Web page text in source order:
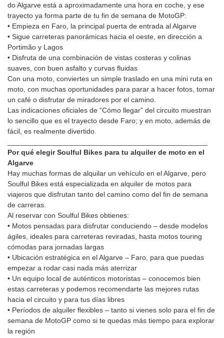
do Algarve está a aproximadamente una hora en coche, y ese
trayecto ya forma parte de tu fin de semana de MotoGP:
• Empieza en Faro, la principal puerta de entrada al Algarve
• Sigue carreteras panorámicas hacia el oeste, en dirección a
Portimão y Lagos
• Disfruta de una combinación de vistas costeras y colinas
suaves, con buen asfalto y curvas fluidas
Con una moto, conviertes un simple traslado en una mini ruta en
moto, con muchas oportunidades para parar a hacer fotos, tomar
un café o disfrutar de miradores por el camino.
Las indicaciones oficiales de “Cómo llegar” del circuito muestran
lo sencillo que es el trayecto desde Faro; y en moto, además de
fácil, es realmente divertido.
Por qué elegir Soulful Bikes para tu alquiler de moto en el
Algarve
Hay muchas formas de alquilar un vehículo en el Algarve, pero
Soulful Bikes está especializada en alquiler de motos para
viajeros que disfrutan tanto del camino como del fin de semana
de carreras.
Al reservar con Soulful Bikes obtienes:
• Motos pensadas para disfrutar conduciendo – desde modelos
ágiles, ideales para carreteras reviradas, hasta motos touring
cómodas para jornadas largas
• Ubicación estratégica en el Algarve – Faro, para que puedas
empezar a rodar casi nada más aterrizar
• Un equipo local de auténticos motoristas – conocemos bien
estas carreteras y podemos recomendarte las mejores rutas
hacia el circuito y para tus días libres
• Períodos de alquiler flexibles – tanto si vienes solo para el fin de
semana de MotoGP como si te quedas más tiempo para explorar
la región